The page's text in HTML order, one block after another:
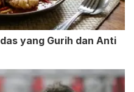
yang Gurih dan Anti